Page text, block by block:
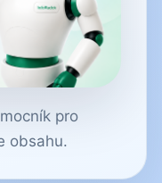
pro
obsahu.